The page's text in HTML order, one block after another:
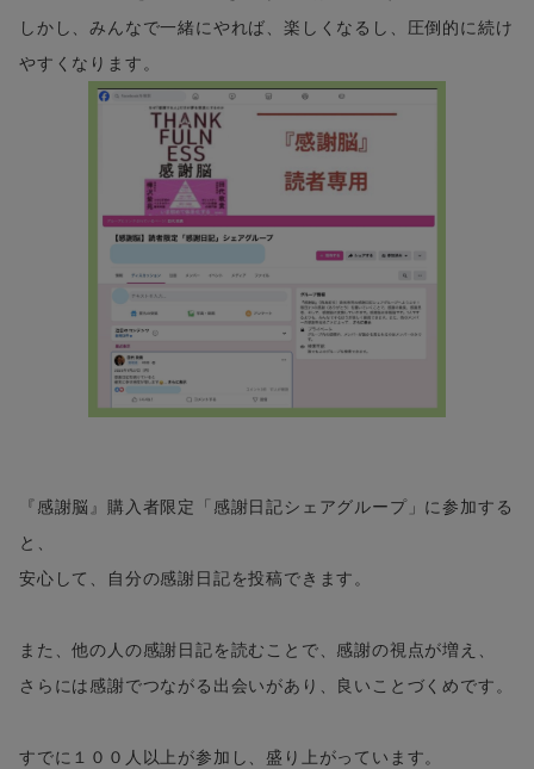
しかし、みんなで一緒にやれば、楽しくなるし、圧倒的に続け
やすくなります。
『感謝脳』購入者限定「感謝日記シェアグループ」に参加する
と、
安心して、自分の感謝日記を投稿できます。
また、他の人の感謝日記を読むことで、感謝の視点が増え、
さらには感謝でつながる出会いがあり、良いことづくめです。
すでに１００人以上が参加し、盛り上がっています。